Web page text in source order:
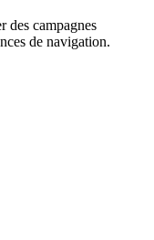
des campagnes
de navigation.